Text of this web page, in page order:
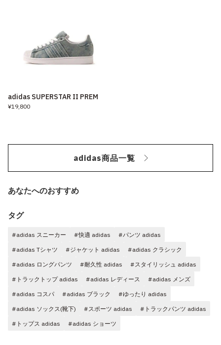
adidas SUPERSTAR II PREM
¥19,800
adidas商品一覧
あなたへのおすすめ
タグ
#adidas スニーカー #快適 adidas
#パンツ adidas
#adidas Tシャツ
#ジャケット adidas
#adidas クラシック
#adidas ロングパンツ
#耐久性 adidas
#スタイリッシュ adidas
#トラックトップ adidas
#adidas レディース
#adidas メンズ
#adidas コスパ
#adidas ブラック
#ゆったり adidas
#adidas ソックス(靴下)
#スポーツ adidas
#トラックパンツ adidas
#トップス adidas
#adidas ショーツ